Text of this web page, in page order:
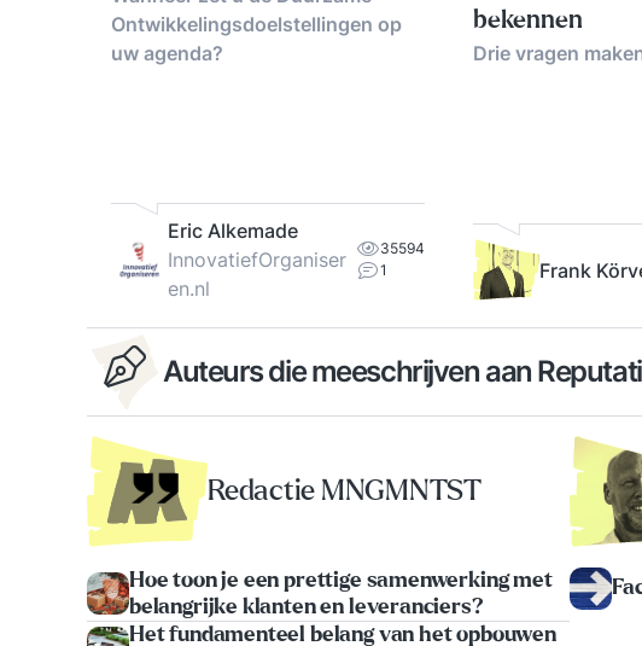
Ontwikkelingsdoelstellingen op
uw agenda?
Eric Alkemade
InnovatiefOrganiser
en.nl
35594
1
bekennen
Drie vragen
Frank
Auteurs die meeschrijven aan
Redactie MNGMNTST
Hoe toon je een prettige samenwerking met
belangrijke klanten en leveranciers?
Het fundamenteel belang van het opbouwen